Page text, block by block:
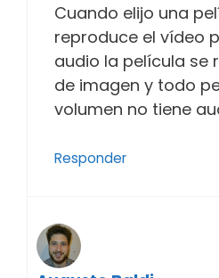
Cuando elijo una
reproduce el vídeo
audio la película se
de imagen y todo
volumen no tiene
Responder